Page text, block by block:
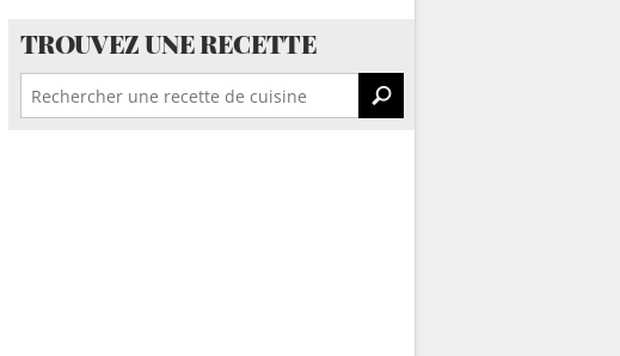
TROUVEZ UNE RECETTE